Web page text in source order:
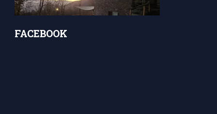
FACEBOOK